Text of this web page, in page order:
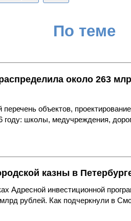
По теме
около 263
объектов,
школы, медучреждения,
казны в
Адресной инвестиционной
рублей. Как подчеркнули в